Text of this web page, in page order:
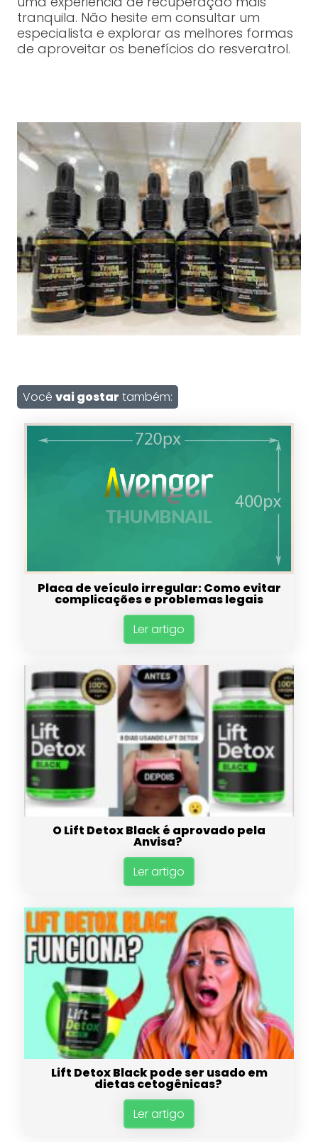
tranquila. Não hesite em consultar um
especialista e explorar as melhores formas
de aproveitar os benefícios do resveratrol.
Você vai gostar também:
Placa de veículo irregular: Como evitar
complicações e problemas legais
Ler artigo
O Lift Detox Black é aprovado pela
Anvisa?
Ler artigo
Lift Detox Black pode ser usado em
dietas cetogênicas?
Ler artigo